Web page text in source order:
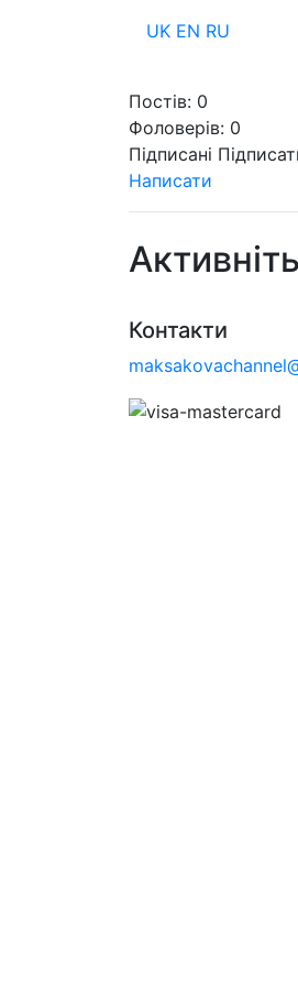
UK EN RU
Постів: 0
Фоловерів: 0
Підписані
Написати
Контакти